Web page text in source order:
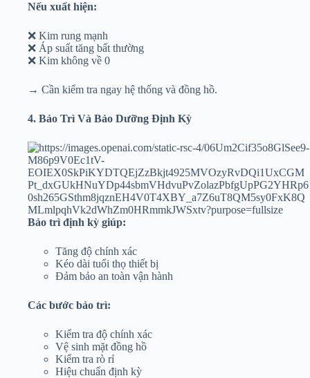
Nếu xuất hiện:
❌ Kim rung mạnh
❌ Áp suất tăng bất thường
❌ Kim không về 0
→ Cần kiểm tra ngay hệ thống và đồng hồ.
4. Bảo Trì Và Bảo Dưỡng Định Kỳ
Bảo trì định kỳ giúp:
Tăng độ chính xác
Kéo dài tuổi thọ thiết bị
Đảm bảo an toàn vận hành
Các bước bảo trì:
Kiểm tra độ chính xác
Vệ sinh mặt đồng hồ
Kiểm tra rò rỉ
Hiệu chuẩn định kỳ